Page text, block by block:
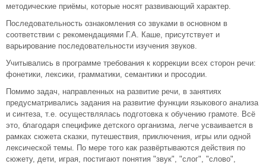
методические приёмы, которые носят развивающий характер.
Последовательность ознакомления со звуками в основном в
соответствии с рекомендациями Г.А. Каше, присутствует и
варьирование последовательности изучения звуков.
Учитывались в программе требования к коррекции всех сторон речи:
фонетики, лексики, грамматики, семантики и просодии.
Помимо задач, направленных на развитие речи, в занятиях
предусматривались задания на развитие функции языкового анализа
и синтеза, т.е. осуществлялась подготовка к обучению грамоте. Всё
это, благодаря специфике детского организма, легче усваивается в
рамках сюжета сказки, путешествия, приключения, игры или одной
лексической темы. По мере того как развёртываются действия по
сюжету, дети, играя, постигают понятия "звук", "слог", "слово",